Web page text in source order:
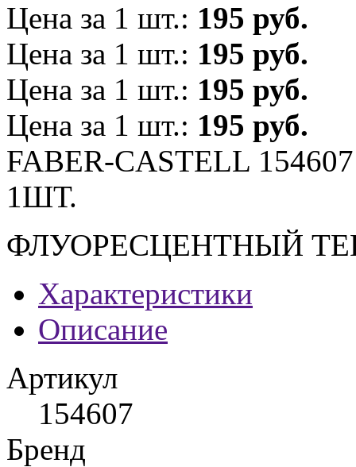
Цена за 1 шт.: 195 руб.
Цена за 1 шт.: 195 руб.
Цена за 1 шт.: 195 руб.
Цена за 1 шт.: 195 руб.
FABER-CASTELL
1ШТ.
ФЛУОРЕСЦЕНТНЫЙ
Характеристики
Описание
Артикул
154607
Бренд